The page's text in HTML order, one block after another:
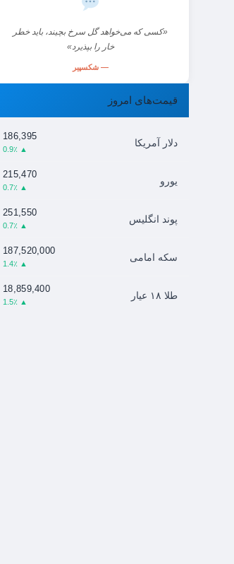
«کسی که می‌خواهد گل سرخ بچیند، باید خطر
خار را بپذیرد»
— شکسپیر
قیمت‌های امروز
دلار آمریکا
186,395
▲ 0.9٪
یورو
215,470
▲ 0.7٪
پوند انگلیس
251,550
▲ 0.7٪
سکه امامی
187,520,000
▲ 1.4٪
طلا ۱۸ عیار
18,859,400
▲ 1.5٪